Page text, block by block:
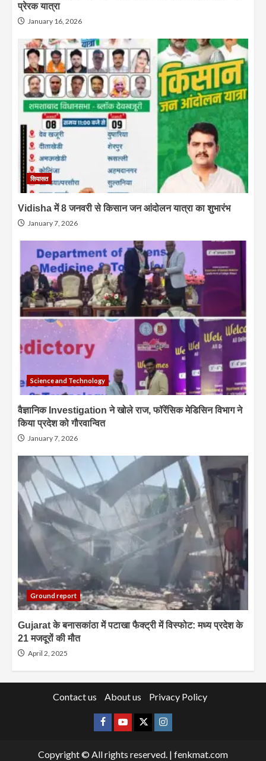
प्रेरक यात्रा
January 16, 2026
सियासत
Vidisha में 8 जनवरी से किसान जन आंदोलन यात्रा का शुभारंभ
January 7, 2026
Science and Technology
वैज्ञानिक Investigation ने खोले राज, फॉरेंसिक मेडिसिन विभाग ने
किया प्रदेश को गौरवान्वित
January 7, 2026
Ground report
Gujarat के बनासकांठा में पटाखा फैक्ट्री में विस्फोट: मध्य प्रदेश के
21 मजदूरों की मौत
April 2, 2025
Contact us About us Privacy Policy
Facebook
Youtube
X Instagram
Copyright © All rights reserved. | fenkmat.com